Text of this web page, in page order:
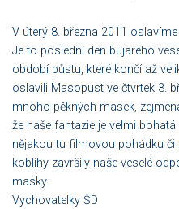
V úterý 8. března 2011
Je to poslední den bujarého
období půstu, které končí až
oslavili Masopust ve čtvrtek 3.
mnoho pěkných masek,
že naše fantazie je velmi
nějakou tu filmovou pohádku
koblihy završily naše veselé
masky.
Vychovatelky ŠD